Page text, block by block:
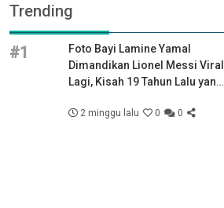
Trending
#1
Foto Bayi Lamine Yamal
Dimandikan Lionel Messi Viral
Lagi, Kisah 19 Tahun Lalu yang
Piala Dunia
2 minggu lalu 0 0